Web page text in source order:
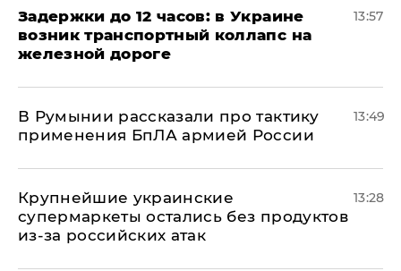
Задержки до 12 часов: в Украине
возник транспортный коллапс на
железной дороге
13:57
В Румынии рассказали про тактику
применения БпЛА армией России
13:49
Крупнейшие украинские
супермаркеты остались без продуктов
из-за российских атак
13:28